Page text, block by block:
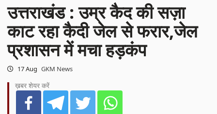
उत्तराखंड : उम्र कैद की सज़ा
काट रहा कैदी जेल से फरार,जेल
प्रशासन में मचा हड़कंप
17 Aug GKM News
ख़बर शेयर करें